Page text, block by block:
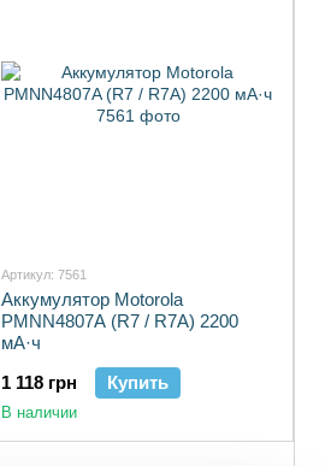
Артикул: 7561
Аккумулятор Motorola
PMNN4807A (R7 / R7A) 2200
мА·ч
1 118 грн
Купить
В наличии